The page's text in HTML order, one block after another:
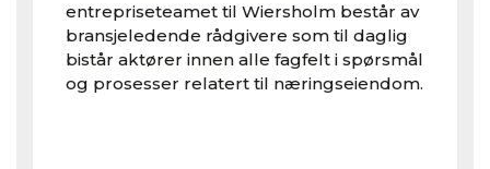
entrepriseteamet til Wiersholm består av
bransjeledende rådgivere som til daglig
bistår aktører innen alle fagfelt i spørsmål
og prosesser relatert til næringseiendom.